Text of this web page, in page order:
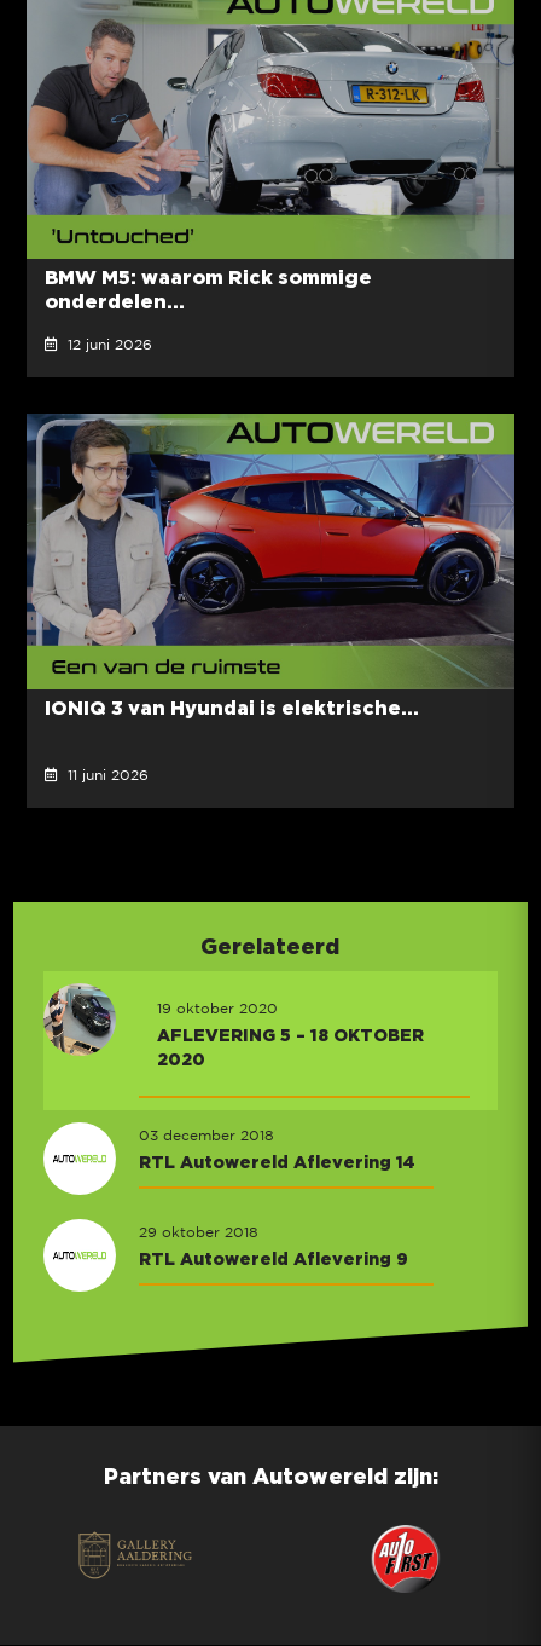
BMW M5: waarom Rick sommige
onderdelen...
12 juni 2026
IONIQ 3 van Hyundai is elektrische...
11 juni 2026
Gerelateerd
19 oktober 2020
AFLEVERING 5 – 18 OKTOBER
2020
03 december 2018
RTL Autowereld Aflevering 14
29 oktober 2018
RTL Autowereld Aflevering 9
Partners van Autowereld zijn: